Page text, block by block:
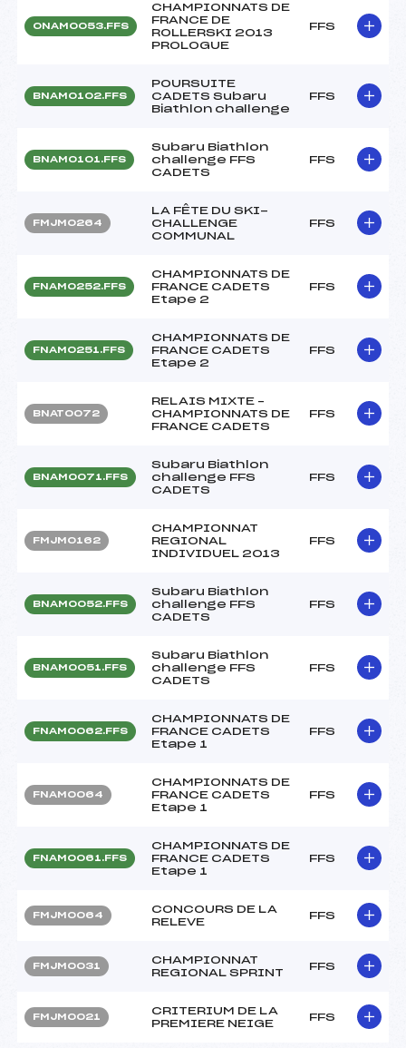
ONAM0053.FFS
CHAMPIONNATS DE
FRANCE DE
ROLLERSKI 2013
PROLOGUE
FFS
BNAM0102.FFS
POURSUITE
CADETS Subaru
Biathlon challenge
FFS
BNAM0101.FFS
Subaru Biathlon
challenge FFS
CADETS
FFS
FMJM0264
LA FÊTE DU SKI-
CHALLENGE
COMMUNAL
FFS
FNAM0252.FFS
CHAMPIONNATS DE
FRANCE CADETS
Etape 2
FFS
FNAM0251.FFS
CHAMPIONNATS DE
FRANCE CADETS
Etape 2
FFS
BNAT0072
RELAIS MIXTE –
CHAMPIONNATS DE
FRANCE CADETS
FFS
BNAM0071.FFS
Subaru Biathlon
challenge FFS
CADETS
FFS
FMJM0162
CHAMPIONNAT
REGIONAL
INDIVIDUEL 2013
FFS
BNAM0052.FFS
Subaru Biathlon
challenge FFS
CADETS
FFS
BNAM0051.FFS
Subaru Biathlon
challenge FFS
CADETS
FFS
FNAM0062.FFS
CHAMPIONNATS DE
FRANCE CADETS
Etape 1
FFS
FNAM0064
CHAMPIONNATS DE
FRANCE CADETS
Etape 1
FFS
FNAM0061.FFS
CHAMPIONNATS DE
FRANCE CADETS
Etape 1
FFS
FMJM0064
CONCOURS DE LA
RELEVE
FFS
FMJM0031
CHAMPIONNAT
REGIONAL SPRINT
FFS
FMJM0021
CRITERIUM DE LA
PREMIERE NEIGE
FFS